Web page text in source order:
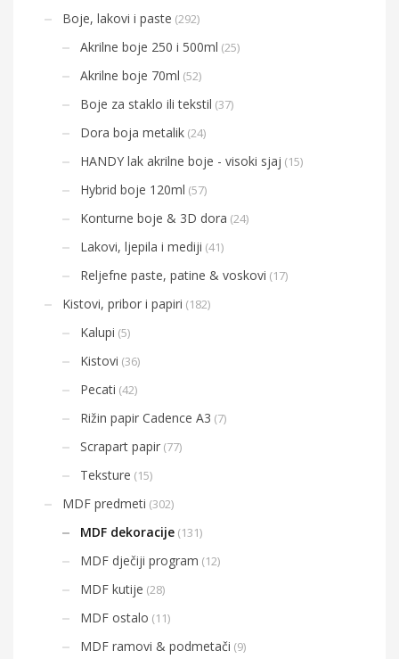
Boje, lakovi i paste (292)
Akrilne boje 250 i 500ml (25)
Akrilne boje 70ml (52)
Boje za staklo ili tekstil (37)
Dora boja metalik (24)
HANDY lak akrilne boje - visoki sjaj (15)
Hybrid boje 120ml (57)
Konturne boje & 3D dora (24)
Lakovi, ljepila i mediji (41)
Reljefne paste, patine & voskovi (17)
Kistovi, pribor i papiri (182)
Kalupi (5)
Kistovi (36)
Pecati (42)
Rižin papir Cadence A3 (7)
Scrapart papir (77)
Teksture (15)
MDF predmeti (302)
MDF dekoracije (131)
MDF dječiji program (12)
MDF kutije (28)
MDF ostalo (11)
MDF ramovi & podmetači (9)